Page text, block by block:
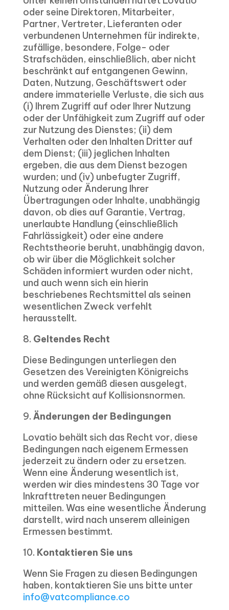
oder seine Direktoren, Mitarbeiter,
Partner, Vertreter, Lieferanten oder
verbundenen Unternehmen für indirekte,
zufällige, besondere, Folge- oder
Strafschäden, einschließlich, aber nicht
beschränkt auf entgangenen Gewinn,
Daten, Nutzung, Geschäftswert oder
andere immaterielle Verluste, die sich aus
(i) Ihrem Zugriff auf oder Ihrer Nutzung
oder der Unfähigkeit zum Zugriff auf oder
zur Nutzung des Dienstes; (ii) dem
Verhalten oder den Inhalten Dritter auf
dem Dienst; (iii) jeglichen Inhalten
ergeben, die aus dem Dienst bezogen
wurden; und (iv) unbefugter Zugriff,
Nutzung oder Änderung Ihrer
Übertragungen oder Inhalte, unabhängig
davon, ob dies auf Garantie, Vertrag,
unerlaubte Handlung (einschließlich
Fahrlässigkeit) oder eine andere
Rechtstheorie beruht, unabhängig davon,
ob wir über die Möglichkeit solcher
Schäden informiert wurden oder nicht,
und auch wenn sich ein hierin
beschriebenes Rechtsmittel als seinen
wesentlichen Zweck verfehlt
herausstellt.
8. Geltendes Recht
Diese Bedingungen unterliegen den
Gesetzen des Vereinigten Königreichs
und werden gemäß diesen ausgelegt,
ohne Rücksicht auf Kollisionsnormen.
9. Änderungen der Bedingungen
Lovatio behält sich das Recht vor, diese
Bedingungen nach eigenem Ermessen
jederzeit zu ändern oder zu ersetzen.
Wenn eine Änderung wesentlich ist,
werden wir dies mindestens 30 Tage vor
Inkrafttreten neuer Bedingungen
mitteilen. Was eine wesentliche Änderung
darstellt, wird nach unserem alleinigen
Ermessen bestimmt.
10. Kontaktieren Sie uns
Wenn Sie Fragen zu diesen Bedingungen
haben, kontaktieren Sie uns bitte unter
info@vatcompliance.co